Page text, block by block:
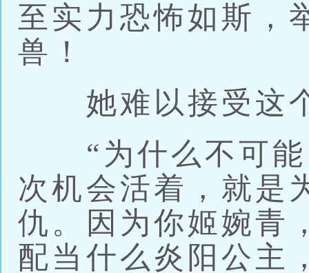
至实力恐怖如斯，
兽！
她难以接受这
“为什么不可能
次机会活着，就是
仇。因为你姬婉青
配当什么炎阳公主